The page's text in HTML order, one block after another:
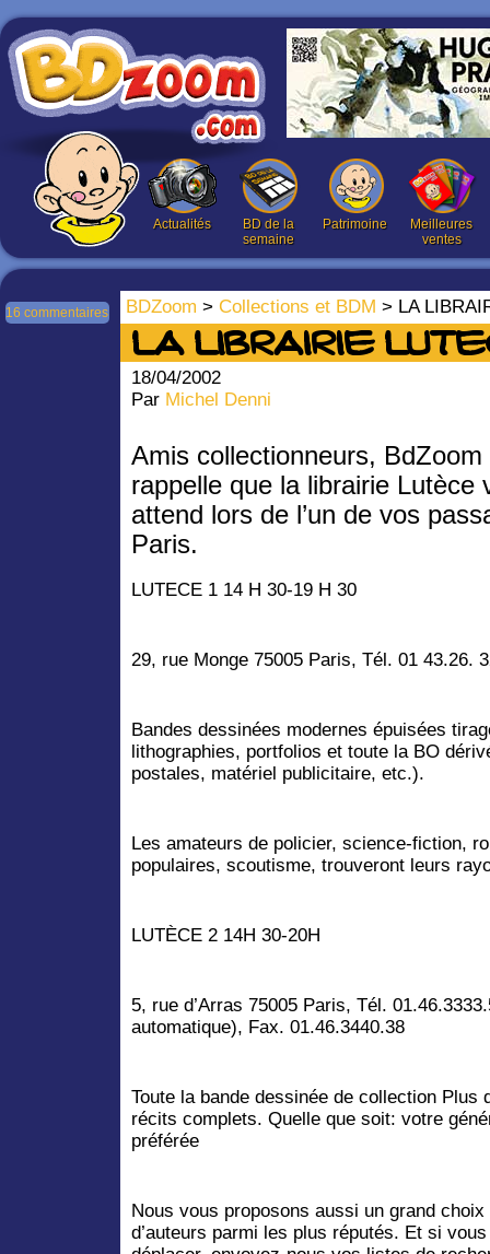
Actualités
BD de la
semaine
Patrimoine
Meilleures
ventes
BDZoom > Collections et BDM > LA
16 commentaires
LA LIBRAIRIE
18/04/2002
Par Michel Denni
Amis collectionneurs, BdZoom
rappelle que la librairie Lutèce
attend lors de l’un de vos
Paris.
LUTECE 1 14 H 30-19 H 30
29, rue Monge 75005 Paris, Tél. 01 43.26.
Bandes dessinées modernes épuisées
lithographies, portfolios et toute la BO
postales, maté­riel publicitaire, etc.).
Les amateurs de policier, science-fiction,
populaires, scoutisme, trouveront leurs
LUTÈCE 2 14H 30-20H
5, rue d’Arras 75005 Paris, Tél.
automatique), Fax. 01.46.3440.38
Toute la bande dessinée de collection Plus
récits complets. Quelle que soit: votre
préférée
Nous vous proposons aussi un grand
d’auteurs parmi les plus réputés. Et si